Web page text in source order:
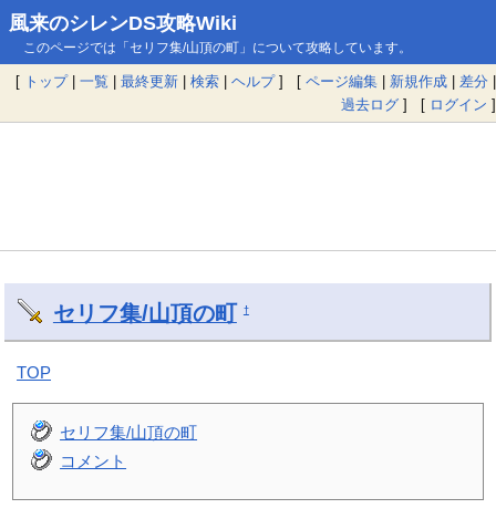
風来のシレンDS攻略Wiki
このページでは「セリフ集/山頂の町」について攻略しています。
[ トップ| 一覧 | 最終更新 | 検索 | ヘルプ] [ ページ編集 | 新規作成 | 差分 |
過去ログ ] [ ログイン ]
セリフ集/山頂の町 †
TOP
セリフ集/山頂の町
コメント